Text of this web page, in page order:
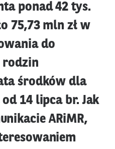
ponad 42 tys.
75,73 mln zł w
do
rodzin
środków dla
14 lipca br. Jak
ARiMR,